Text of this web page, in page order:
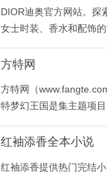
DIOR迪奥官方网站。探
女士时装、香水和配饰的
方特网
方特网（
特梦幻王国是集主题项
的高科技主题公园。
红袖添香全本小说
红袖添香提供热门完结